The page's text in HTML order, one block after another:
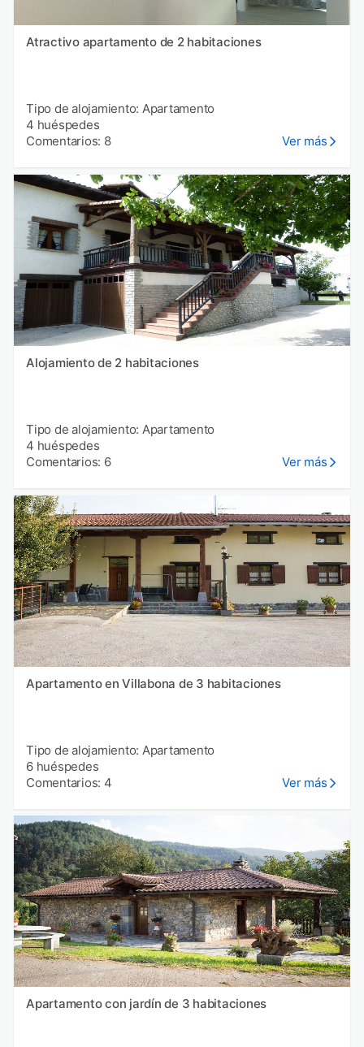
Atractivo apartamento de 2 habitaciones
Tipo de alojamiento: Apartamento
4 huéspedes
Comentarios: 8
Ver más
Alojamiento de 2 habitaciones
Tipo de alojamiento: Apartamento
4 huéspedes
Comentarios: 6
Ver más
Apartamento en Villabona de 3 habitaciones
Tipo de alojamiento: Apartamento
6 huéspedes
Comentarios: 4
Ver más
Apartamento con jardín de 3 habitaciones